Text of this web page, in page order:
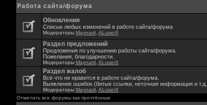
Работа сайта/форума
Обновления
Списык любых изменений в работе сайта/форума
Модераторы Maynard ALuserX
Раздел предложений
Предложения по улучшению работы сайта/форума.
Пожелания, благодарности.
Модераторы Maynard ALuserX
Раздел жалоб
Всё что не нравится в работе сайта/форума.
Выявление ошибок (битые ссылки, неточная информация и
Модераторы Maynard ALuserX
Отметить все форумы как прочтённые